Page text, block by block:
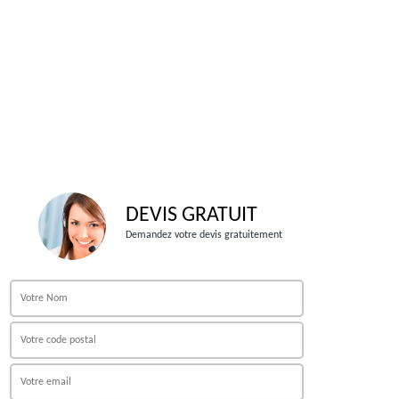
DEVIS GRATUIT
Demandez votre devis gratuitement